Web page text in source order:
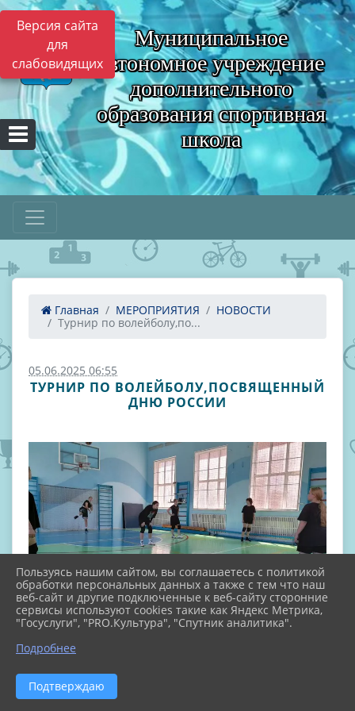
Версия сайта
для
слабовидящих
Муниципальное
автономное учреждение
дополнительного
образования спортивная
школа
Главная МЕРОПРИЯТИЯ
НОВОСТИ
Турнир по волейболу,по...
05.06.2025 06:55
ТУРНИР ПО ВОЛЕЙБОЛУ,ПОСВЯЩЕННЫЙ
ДНЮ РОССИИ
Пользуясь нашим сайтом, вы соглашаетесь с политикой
обработки персональных данных а также с тем что наш
веб-сайт и другие подключенные к веб-сайту сторонние
сервисы используют cookies такие как Яндекс Метрика,
"Госуслуги", "PRO.Культура", "Спутник аналитика".
Подробнее
Подтверждаю